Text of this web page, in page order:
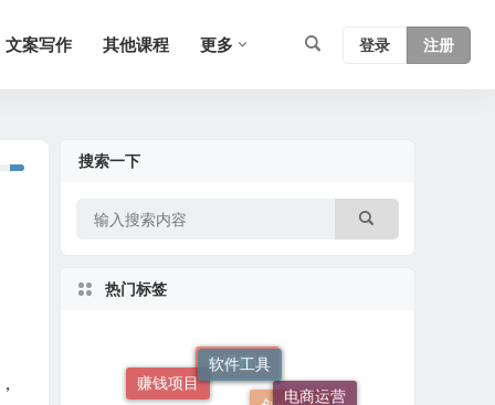
文案写作 其他课程 更多 登录 注册
搜索一下
热门标签
短视频课
赚钱项目
软件工具
电商运营
软件